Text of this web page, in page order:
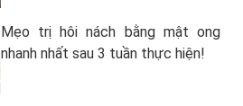
Mẹo trị hôi nách bằng mật ong
nhanh nhất sau 3 tuần thực hiện!